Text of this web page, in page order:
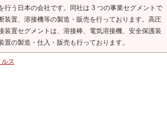
う日本の会社です。同社は 3 つの事業セグメントで
置、溶接機等の製造・販売を行っております。高圧
置セグメントは、溶接棒、電気溶接機、安全保護装
の製造・仕入・販売も行っております。
ルス